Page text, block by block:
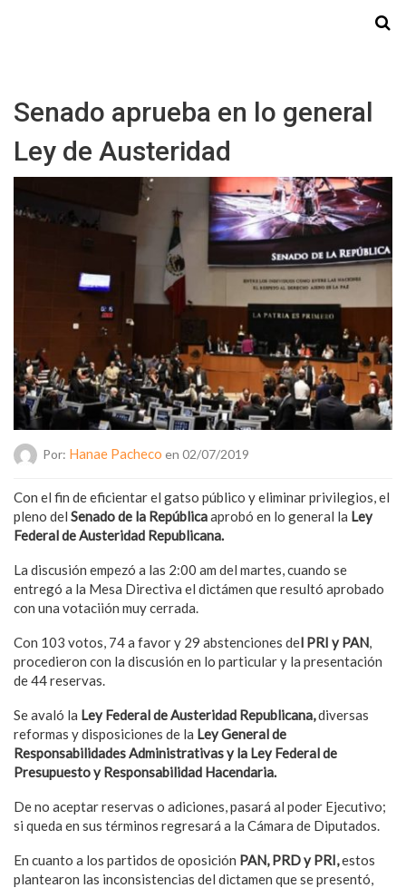
Senado aprueba en lo general
Ley de Austeridad
Por: Hanae Pacheco en 02/07/2019
Con el fin de eficientar el gatso público y eliminar privilegios, el
pleno del Senado de la Repúblicaaprobó en lo general la Ley
Federal de Austeridad Republicana.
La discusión empezó a las 2:00 am del martes, cuando se
entregó a la Mesa Directiva el dictámen que resultó aprobado
con una votaciión muy cerrada.
Con 103 votos, 74 a favor y 29 abstenciones del PRI y PAN,
procedieron con la discusión en lo particular y la presentación
de 44 reservas.
Se avaló la Ley Federal de Austeridad Republicana,diversas
reformas y disposiciones de la Ley General de
Responsabilidades Administrativas y la Ley Federal de
Presupuesto y Responsabilidad Hacendaria.
De no aceptar reservas o adiciones, pasará al poder Ejecutivo;
si queda en sus términos regresará a la Cámara de Diputados.
En cuanto a los partidos de oposición PAN, PRD y PRI,estos
plantearon las inconsistencias del dictamen que se presentó,